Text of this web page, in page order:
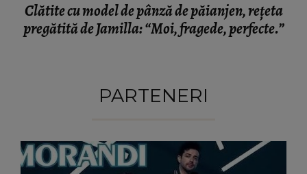
Clătite cu model de pânză de păianjen, rețeta
pregătită de Jamilla: “Moi, fragede, perfecte.”
PARTENERI